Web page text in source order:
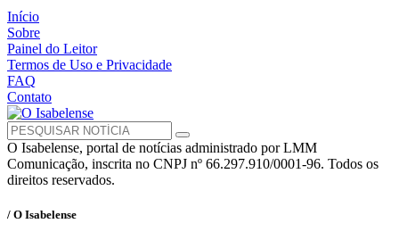
Início
Sobre
Painel do Leitor
Termos de Uso e Privacidade
FAQ
Contato
O Isabelense, portal de notícias administrado por LMM
Comunicação, inscrita no CNPJ nº 66.297.910/0001-96. Todos os
direitos reservados.
/ O Isabelense